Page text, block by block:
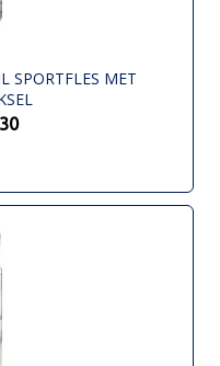
SPORTFLES MET